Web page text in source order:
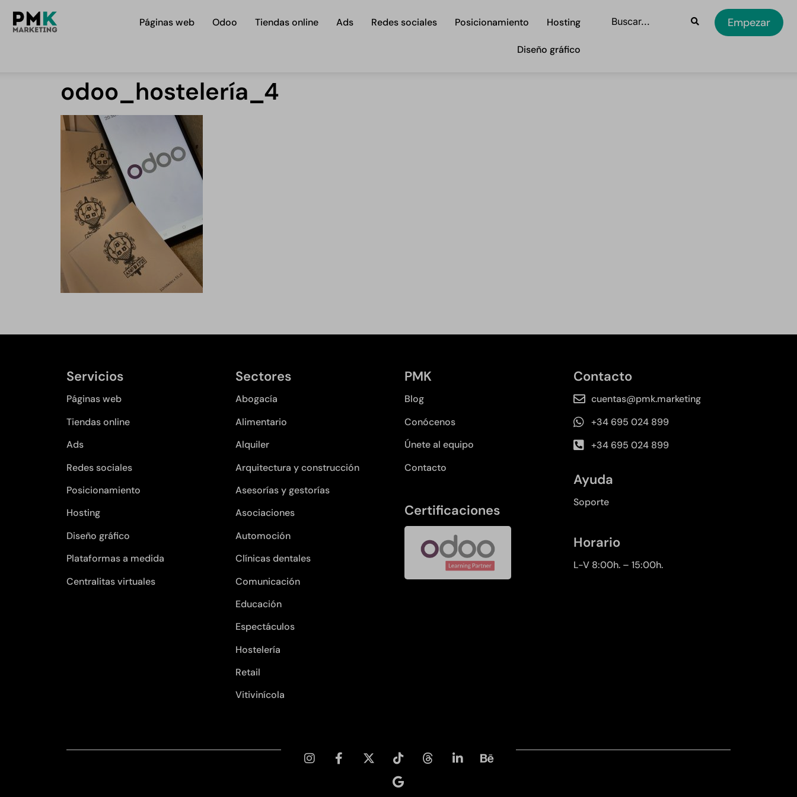
Páginas web Odoo Tiendas online Ads Redes sociales Posicionamiento Hosting
Diseño gráfico
Empezar
odoo_hostelería_4
Servicios
Páginas web
Tiendas online
Ads
Redes sociales
Posicionamiento
Hosting
Diseño gráfico
Plataformas a medida
Centralitas virtuales
Sectores
Abogacía
Alimentario
Alquiler
Arquitectura y construcción
Asesorías y gestorías
Asociaciones
Automoción
Clínicas dentales
Comunicación
Educación
Espectáculos
Hostelería
Retail
Vitivinícola
PMK
Blog
Conócenos
Únete al equipo
Contacto
Certificaciones
Contacto
cuentas@pmk.marketing
+34 695 024 899
+34 695 024 899
Ayuda
Soporte
Horario
L-V 8:00h. – 15:00h.